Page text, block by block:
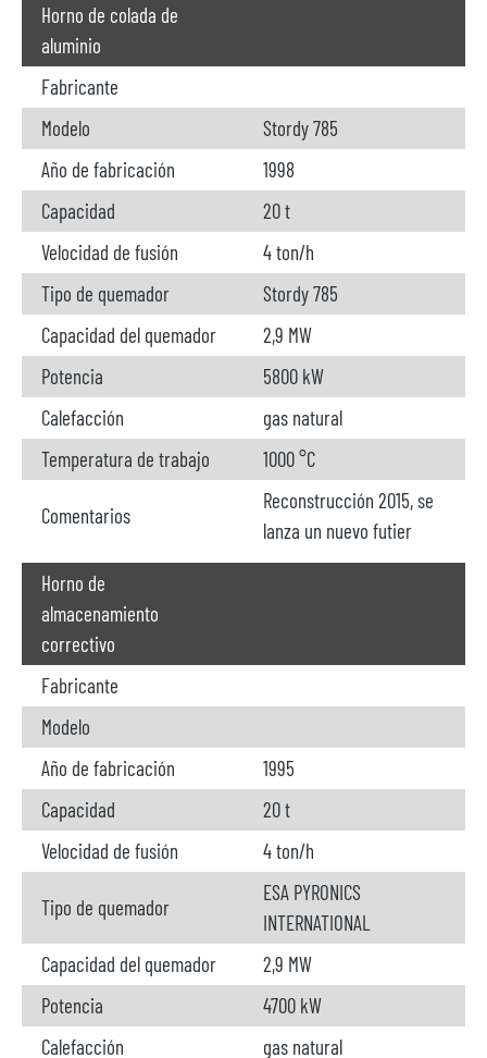
Horno de colada de
aluminio
Fabricante
Modelo
Stordy 785
Año de fabricación
1998
Capacidad
20 t
Velocidad de fusión
4 ton/h
Tipo de quemador
Stordy 785
Capacidad del quemador
2,9 MW
Potencia
5800 kW
Calefacción
gas natural
Temperatura de trabajo
1000 °C
Comentarios
Reconstrucción 2015, se
lanza un nuevo futier
Horno de
almacenamiento
correctivo
Fabricante
Modelo
Año de fabricación
1995
Capacidad
20 t
Velocidad de fusión
4 ton/h
Tipo de quemador
ESA PYRONICS
INTERNATIONAL
Capacidad del quemador
2,9 MW
Potencia
4700 kW
Calefacción
gas natural